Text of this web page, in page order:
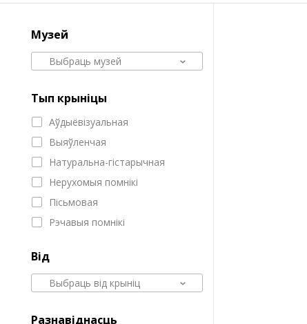
Музей
Выбраць музей
Тып крыніцы
Аўдыёвізуальная
Выяўленчая
Натуральна-гістарычная
Нерухомыя помнікі
Пісьмовая
Рэчавыя помнікі
Від
Выбраць від крыніц
Разнавіднасць